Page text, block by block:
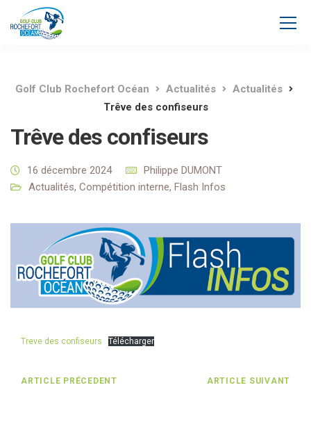
Golf Club Rochefort Océan Actualités
Actualités
Trêve des confiseurs
Trêve des confiseurs
16 décembre 2024
Philippe DUMONT
Actualités, Compétition interne, Flash Infos
Treve des confiseurs Télécharger
ARTICLE PRÉCEDENT ARTICLE SUIVANT